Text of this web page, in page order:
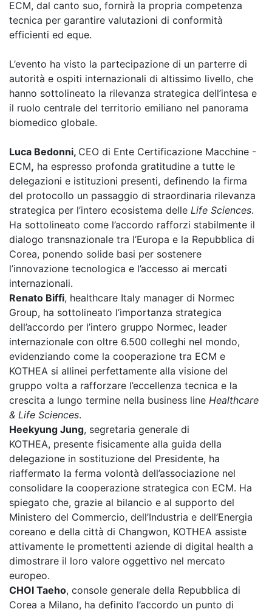
ECM, dal canto suo, fornirà la propria competenza
tecnica per garantire valutazioni di conformità
efficienti ed eque.
L’evento ha visto la partecipazione di un parterre di
autorità e ospiti internazionali di altissimo livello, che
hanno sottolineato la rilevanza strategica dell’intesa e
il ruolo centrale del territorio emiliano nel panorama
biomedico globale.
Luca Bedonni, CEO di Ente Certificazione Macchine -
ECM, ha espresso profonda gratitudine a tutte le
delegazioni e istituzioni presenti, definendo la firma
del protocollo un passaggio di straordinaria rilevanza
strategica per l’intero ecosistema delle Life Sciences.
Ha sottolineato come l’accordo rafforzi stabilmente il
dialogo transnazionale tra l’Europa e la Repubblica di
Corea, ponendo solide basi per sostenere
l’innovazione tecnologica e l’accesso ai mercati
internazionali.
Renato Biffi, healthcare Italy manager di Normec
Group, ha sottolineato l’importanza strategica
dell’accordo per l’intero gruppo Normec, leader
internazionale con oltre 6.500 colleghi nel mondo,
evidenziando come la cooperazione tra ECM e
KOTHEA si allinei perfettamente alla visione del
gruppo volta a rafforzare l’eccellenza tecnica e la
crescita a lungo termine nella business line Healthcare
& Life Sciences.
Heekyung Jung, segretaria generale di
KOTHEA, presente fisicamente alla guida della
delegazione in sostituzione del Presidente, ha
riaffermato la ferma volontà dell’associazione nel
consolidare la cooperazione strategica con ECM. Ha
spiegato che, grazie al bilancio e al supporto del
Ministero del Commercio, dell’Industria e dell’Energia
coreano e della città di Changwon, KOTHEA assiste
attivamente le promettenti aziende di digital health a
dimostrare il loro valore oggettivo nel mercato
europeo.
CHOI Taeho, console generale della Repubblica di
Corea a Milano, ha definito l’accordo un punto di